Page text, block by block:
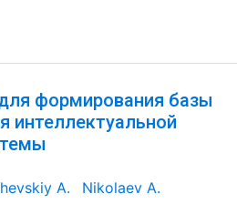
формирования базы
интеллектуальной
A. Nikolaev A.